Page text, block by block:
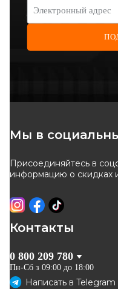
Электронный адрес
Мы в
Присоединяйтесь в
информацию о скидках
Контакты
0 800 209 780
Пн-Сб з 09:00 до 18:00
Написать в Telegram